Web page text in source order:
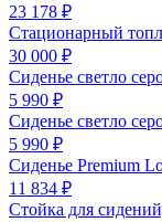
23 178 ₽
Стационарный
30 000 ₽
Сиденье светло
5 990 ₽
Сиденье светло
5 990 ₽
Сиденье Premium
11 834 ₽
Стойка для